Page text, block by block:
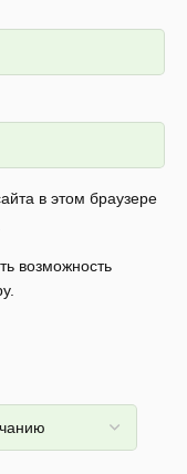
в этом браузере
возможность